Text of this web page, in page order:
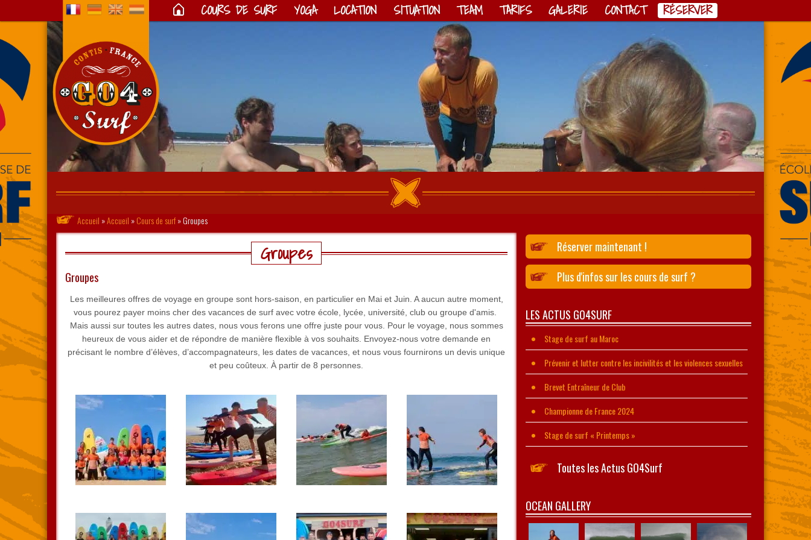
COURS DE SURF YOGA LOCATION SITUATION TEAM TARIFS GALERIE CONTACT RÉSERVER
Accueil »Accueil »Cours de surf»Groupes
Groupes
Groupes
Les meilleures offres de voyage en groupe sont hors-saison, en particulier en Mai et Juin. A aucun autre moment,
vous pourez payer moins cher des vacances de surf avec votre école, lycée, université, club ou groupe d'amis.
Mais aussi sur toutes les autres dates, nous vous ferons une offre juste pour vous. Pour le voyage, nous sommes
heureux de vous aider et de répondre de manière flexible à vos souhaits. Envoyez-nous votre demande en
précisant le nombre d’élèves, d’accompagnateurs, les dates de vacances, et nous vous fournirons un devis unique
et peu coûteux. À partir de 8 personnes.
Réserver maintenant !
Plus d'infos sur les cours de surf ?
LES ACTUS GO4SURF
Stage de surf au Maroc
Prévenir et lutter contre les incivilités et les violences sexuelles
Brevet Entraîneur de Club
Championne de France 2024
Stage de surf « Printemps »
Toutes les Actus GO4Surf
OCEAN GALLERY